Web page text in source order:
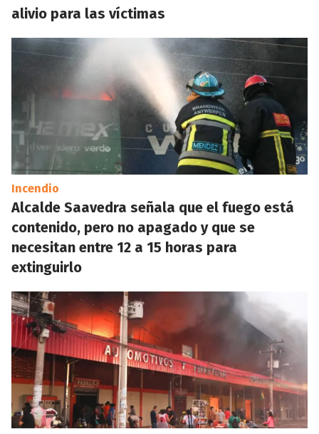
alivio para las víctimas
Incendio
Alcalde Saavedra señala que el fuego está
contenido, pero no apagado y que se
necesitan entre 12 a 15 horas para
extinguirlo